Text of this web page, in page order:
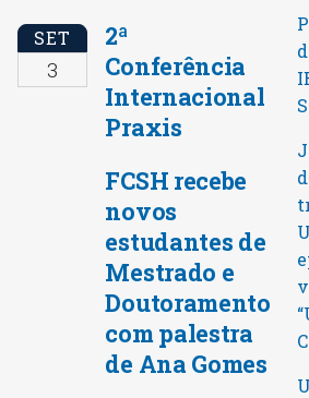
SET
3
2ª
Conferência
Internacional
Praxis
FCSH recebe
novos
estudantes de
Mestrado e
Doutoramento
com palestra
de Ana Gomes